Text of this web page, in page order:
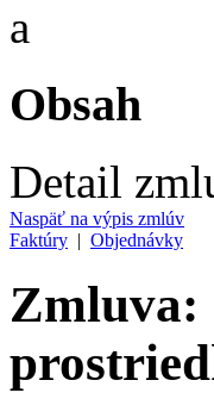
a
Obsah
Detail
Naspäť na výpis zmlúv
Faktúry | Objednávky
Zmluva: